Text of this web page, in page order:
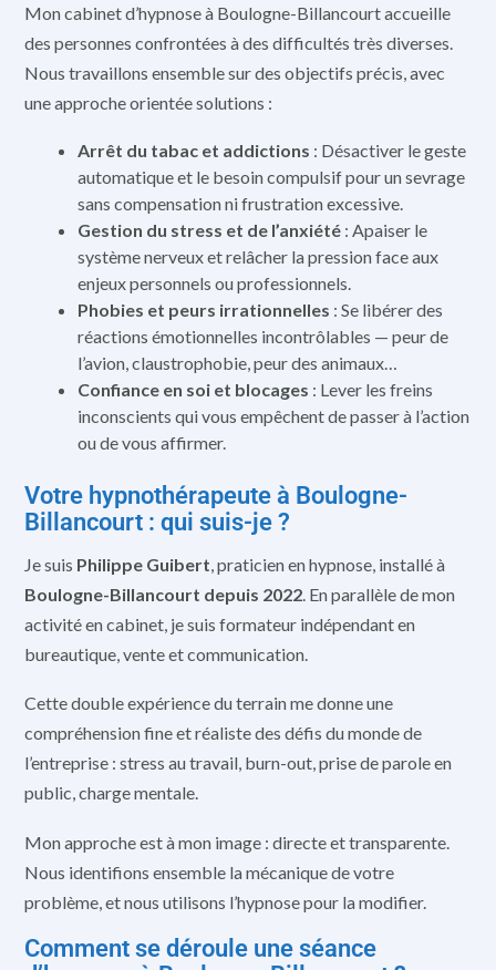
Mon cabinet d’hypnose à Boulogne-Billancourt accueille
des personnes confrontées à des difficultés très diverses.
Nous travaillons ensemble sur des objectifs précis, avec
une approche orientée solutions :
Arrêt du tabac et addictions : Désactiver le geste
automatique et le besoin compulsif pour un sevrage
sans compensation ni frustration excessive.
Gestion du stress et de l’anxiété : Apaiser le
système nerveux et relâcher la pression face aux
enjeux personnels ou professionnels.
Phobies et peurs irrationnelles : Se libérer des
réactions émotionnelles incontrôlables — peur de
l’avion, claustrophobie, peur des animaux…
Confiance en soi et blocages : Lever les freins
inconscients qui vous empêchent de passer à l’action
ou de vous affirmer.
Votre hypnothérapeute à Boulogne-
Billancourt : qui suis-je ?
Je suis Philippe Guibert , praticien en hypnose, installé à
Boulogne-Billancourt depuis 2022 . En parallèle de mon
activité en cabinet, je suis formateur indépendant en
bureautique, vente et communication.
Cette double expérience du terrain me donne une
compréhension fine et réaliste des défis du monde de
l’entreprise : stress au travail, burn-out, prise de parole en
public, charge mentale.
Mon approche est à mon image : directe et transparente.
Nous identifions ensemble la mécanique de votre
problème, et nous utilisons l’hypnose pour la modifier.
Comment se déroule une séance